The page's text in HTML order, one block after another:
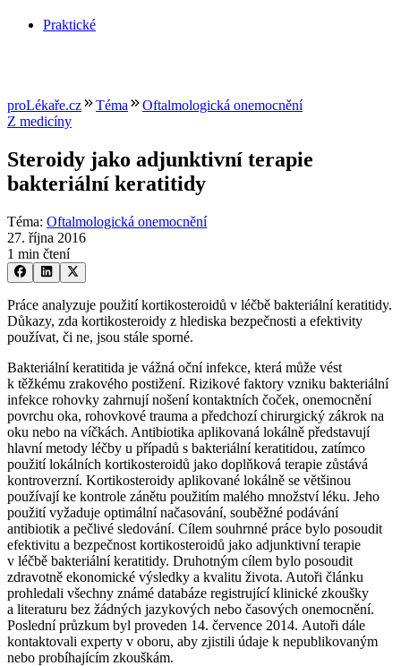
Praktické
proLékaře.cz Téma
Oftalmologická onemocnění
Z medicíny
Steroidy jako adjunktivní terapie
bakteriální keratitidy
Téma: Oftalmologická onemocnění
27. října 2016
1 min čtení
Práce analyzuje použití kortikosteroidů v léčbě bakteriální keratitidy.
Důkazy, zda kortikosteroidy z hlediska bezpečnosti a efektivity
používat, či ne, jsou stále sporné.
Bakteriální keratitida je vážná oční infekce, která může vést
k těžkému zrakového postižení. Rizikové faktory vzniku bakteriální
infekce rohovky zahrnují nošení kontaktních čoček, onemocnění
povrchu oka, rohovkové trauma a předchozí chirurgický zákrok na
oku nebo na víčkách. Antibiotika aplikovaná lokálně představují
hlavní metody léčby u případů s bakteriální keratitidou, zatímco
použití lokálních kortikosteroidů jako doplňková terapie zůstává
kontroverzní. Kortikosteroidy aplikované lokálně se většinou
používají ke kontrole zánětu použitím malého množství léku. Jeho
použití vyžaduje optimální načasování, souběžné podávání
antibiotik a pečlivé sledování. Cílem souhrnné práce bylo posoudit
efektivitu a bezpečnost kortikosteroidů jako adjunktivní terapie
v léčbě bakteriální keratitidy. Druhotným cílem bylo posoudit
zdravotně ekonomické výsledky a kvalitu života. Autoři článku
prohledali všechny známé databáze registrující klinické zkoušky
a literaturu bez žádných jazykových nebo časových onemocnění.
Poslední průzkum byl proveden 14. července 2014. Autoři dále
kontaktovali experty v oboru, aby zjistili údaje k nepublikovaným
nebo probíhajícím zkouškám.